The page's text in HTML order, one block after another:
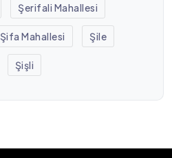
Şerifali Mahallesi
Şifa Mahallesi Şile
Şişli